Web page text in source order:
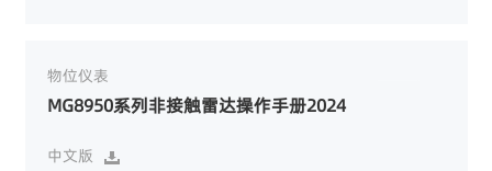
物位仪表
MG8950系列非接触雷达操作手册2024
中文版 